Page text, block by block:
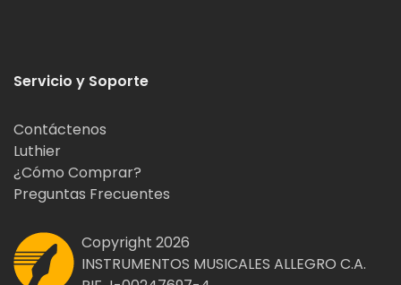
Servicio y Soporte
Contáctenos
Luthier
¿Cómo Comprar?
Preguntas Frecuentes
Copyright 2026
INSTRUMENTOS MUSICALES ALLEGRO C.A.